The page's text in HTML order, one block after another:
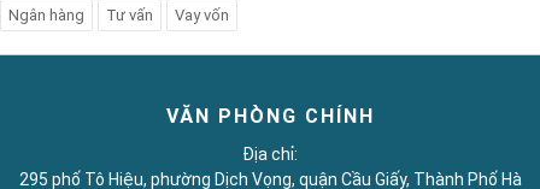
Ngân hàng Tư vấn Vay vốn
VĂN PHÒNG CHÍNH
Địa chỉ:
295 phố Tô Hiệu, phường Dịch Vọng, quận Cầu Giấy, Thành Phố Hà